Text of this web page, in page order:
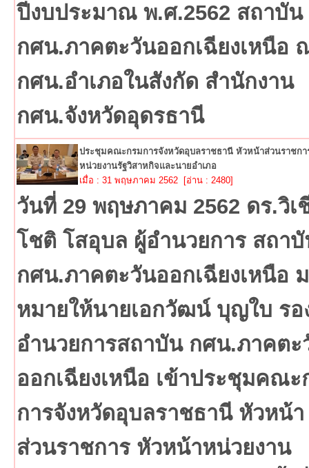
ปีงบประมาณ พ.ศ.2562 สถาบัน
กศน.ภาคตะวันออกเฉียงเหนือ
กศน.อำเภอในสังกัด สำนักงาน
กศน.จังหวัดอุดรธานี
ประชุมคณะกรมการจังหวัดอุบลราชธานี หัวหน้าส่วนราชก
หน่วยงานรัฐวิสาหกิจและนายอำเภอ
เมื่อ : 31 พฤษภาคม 2562 [อ่าน : 2480]
วันที่ 29 พฤษภาคม 2562 ดร.วิเ
โชติ โสอุบล ผู้อำนวยการ สถา
กศน.ภาคตะวันออกเฉียงเหนือ
หมายให้นายเอกวัฒน์ บุญใบ รอ
อำนวยการสถาบัน กศน.ภาคตะ
ออกเฉียงเหนือ เข้าประชุมคณะ
การจังหวัดอุบลราชธานี หัวหน้า
ส่วนราชการ หัวหน้าหน่วยงาน